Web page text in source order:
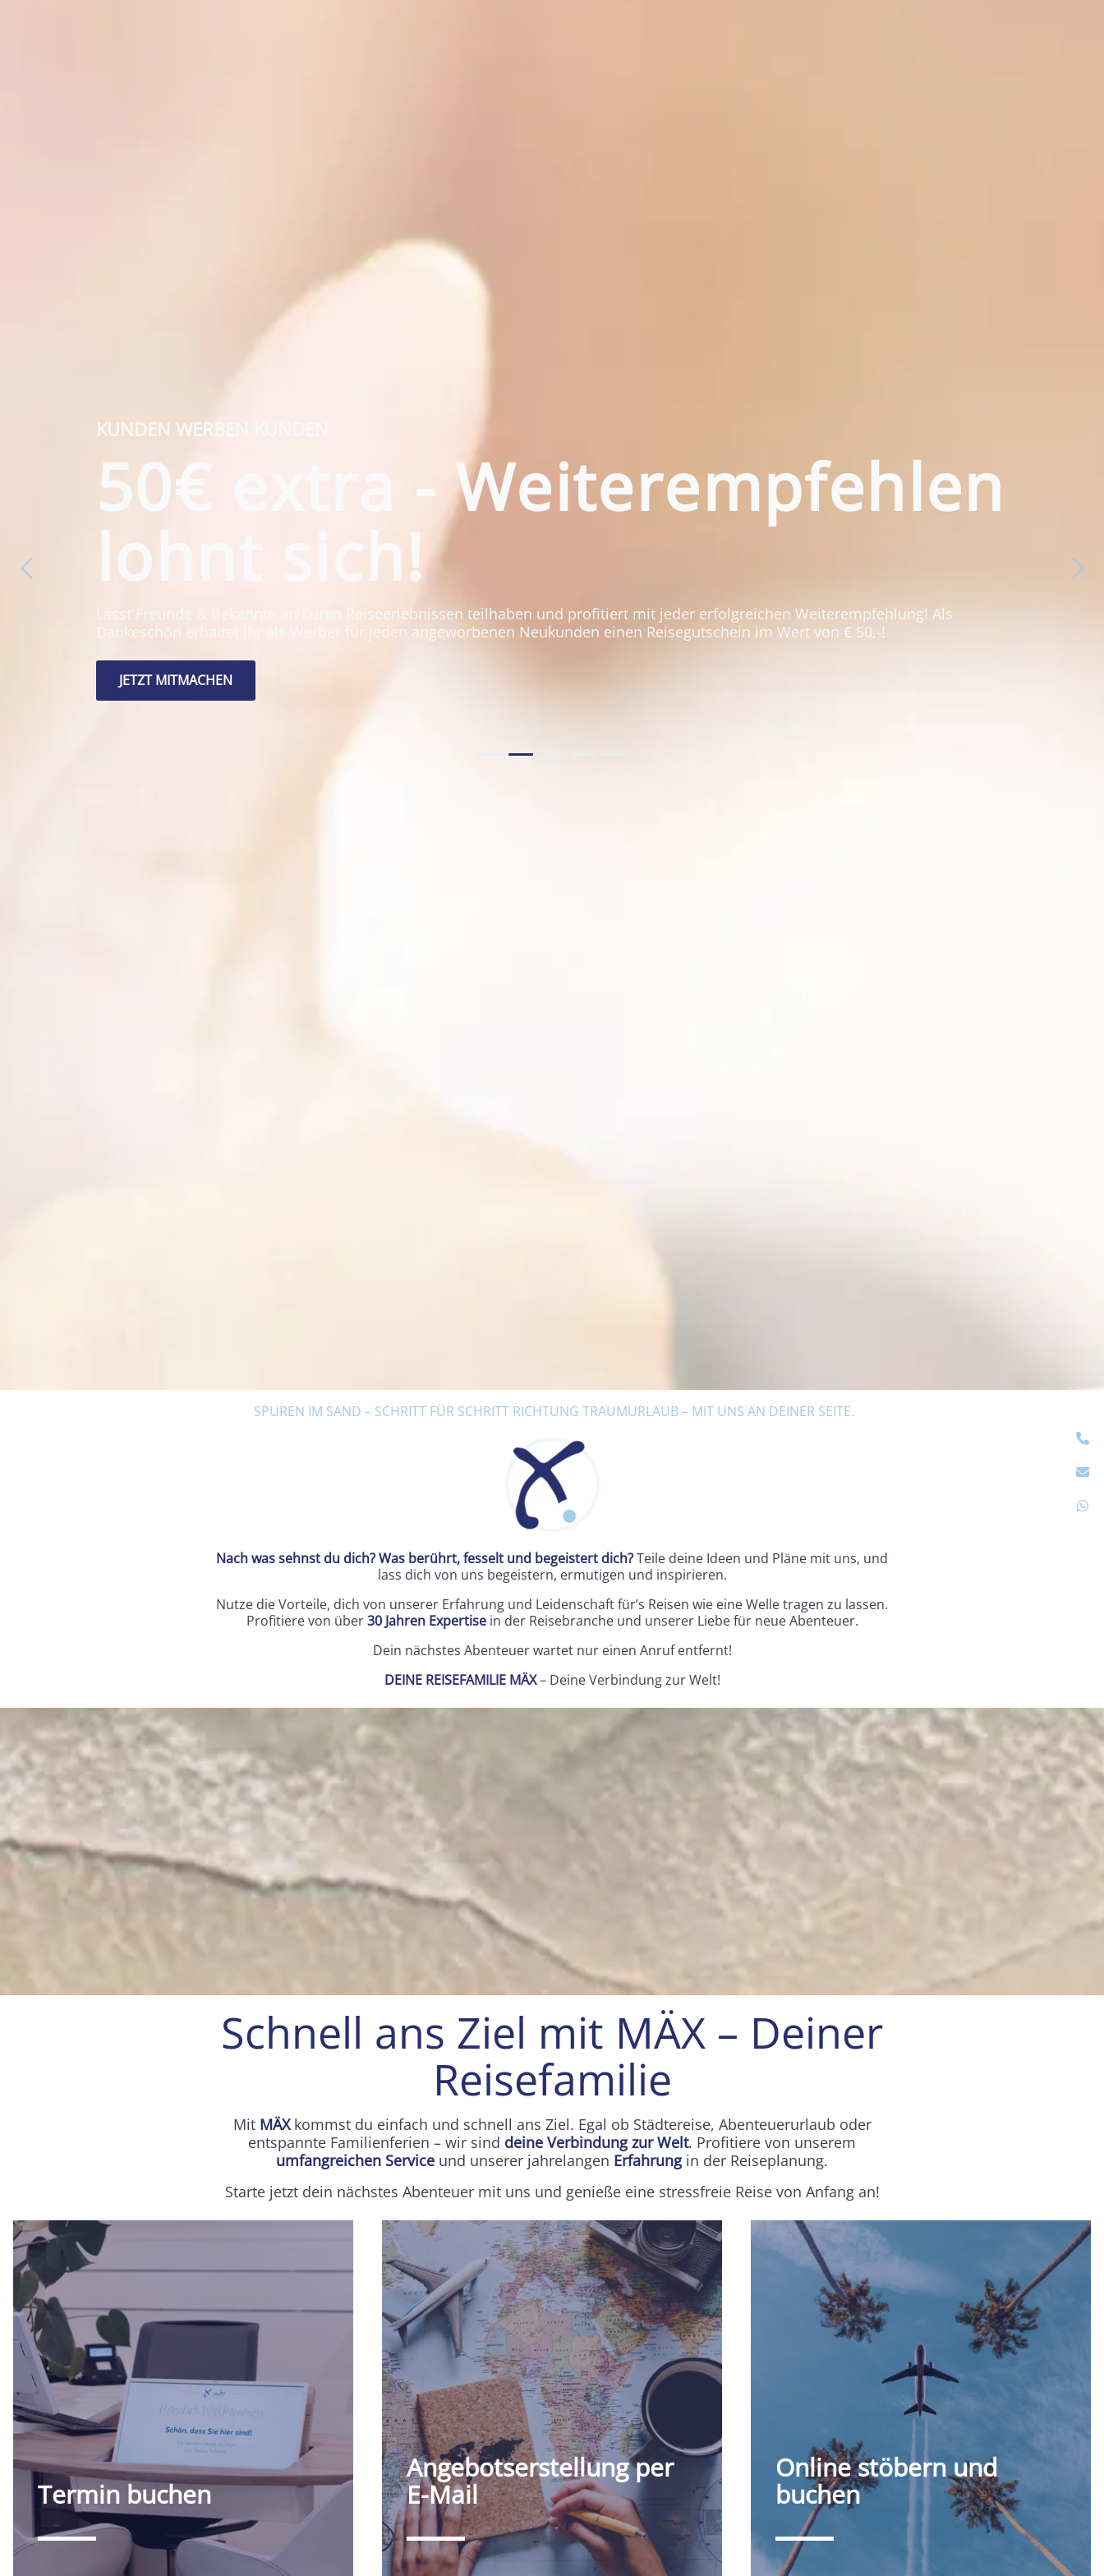
KUNDEN WERBEN KUNDEN
50€ extra - Weiterempfehlen
lohnt sich!
Lasst Freunde & Bekannte an Euren Reiseerlebnissen teilhaben und profitiert mit jeder erfolgreichen Weiterempfehlung! Als
Dankeschön erhaltet Ihr als Werber für jeden angeworbenen Neukunden einen Reisegutschein im Wert von € 50,-!
JETZT MITMACHEN
EinleitungSPUREN IM SAND – SCHRITT FÜR SCHRITT RICHTUNG TRAUMURLAUB – MIT UNS AN DEINER SEITE.
Nach was sehnst du dich? Was berührt, fesselt und begeistert dich?Teile deine Ideen und Pläne mit uns, und
lass dich von uns begeistern, ermutigen und inspirieren.
Nutze die Vorteile, dich von unserer Erfahrung und Leidenschaft für’s Reisen wie eine Welle tragen zu lassen.
Profitiere von über30 Jahren Expertisein der Reisebranche und unserer Liebe für neue Abenteuer.
Dein nächstes Abenteuer wartet nur einen Anruf entfernt!
DEINE REISEFAMILIE MÄX – Deine Verbindung zur Welt!
Einleitung
Schnell ans Ziel mit MÄX – Deiner
Reisefamilie
Mit MÄXkommst du einfach und schnell ans Ziel. Egal ob Städtereise, Abenteuerurlaub oder
entspannte Familienferien – wir sind deine Verbindung zur Welt. Profitiere von unserem
umfangreichen Service und unserer jahrelangen Erfahrungin der Reiseplanung.
Starte jetzt dein nächstes Abenteuer mit uns und genieße eine stressfreie Reise von Anfang an!
Termin buchen
Angebotserstellung per
E-Mail
Online stöbern und
buchen